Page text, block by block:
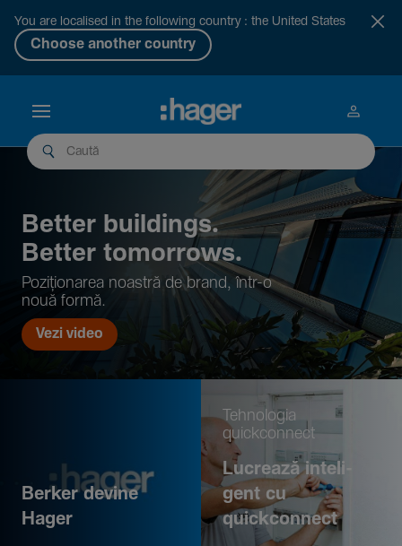
You are localised in the following country : the United States
Choose another country
Better buil­dings.
Better tomor­rows.
Pozi­țio­narea noastră de brand, într-o
nouă formă.
Vezi video
Berker devine
Hager
Tehno­logia
quickconnect
Lucrează inte­li­
gent cu
quickconnect